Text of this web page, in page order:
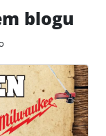
blogu